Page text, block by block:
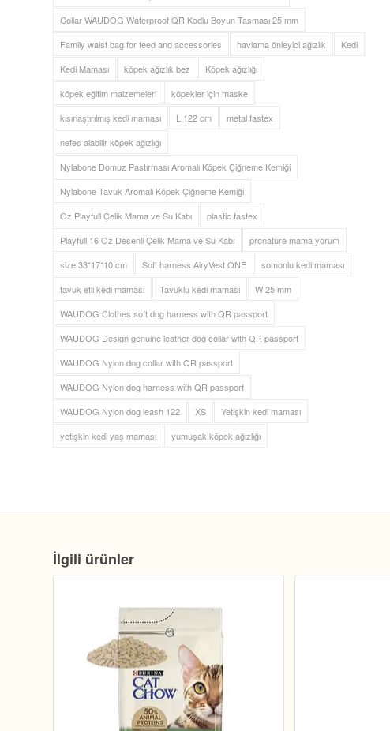
Collar WAUDOG Waterproof QR Kodlu Boyun Tasması 25 mm
Family waist bag for feed and accessories
havlama önleyici ağızlık
Kedi
Kedi Maması
köpek ağızlık bez
Köpek ağızlığı
köpek eğitim malzemeleri
köpekler için maske
kısırlaştırılmış kedi maması
L 122 cm
metal fastex
nefes alabilir köpek ağızlığı
Nylabone Domuz Pastırması Aromalı Köpek Çiğneme Kemiği
Nylabone Tavuk Aromalı Köpek Çiğneme Kemiği
Oz Playfull Çelik Mama ve Su Kabı
plastic fastex
Playfull 16 Oz Desenli Çelik Mama ve Su Kabı
pronature mama yorum
size 33*17*10 cm
Soft harness AiryVest ONE
somonlu kedi maması
tavuk etli kedi maması
Tavuklu kedi maması
W 25 mm
WAUDOG Clothes soft dog harness with QR passport
WAUDOG Design genuine leather dog collar with QR passport
WAUDOG Nylon dog collar with QR passport
WAUDOG Nylon dog harness with QR passport
WAUDOG Nylon dog leash 122
XS
Yetişkin kedi maması
yetişkin kedi yaş maması
yumuşak köpek ağızlığı
İlgili ürünler